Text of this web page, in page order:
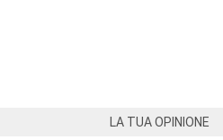
LA TUA OPINIONE